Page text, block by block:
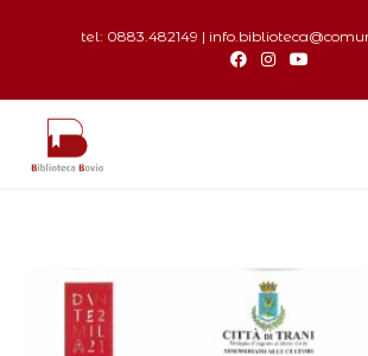
tel: 0883.482149 |